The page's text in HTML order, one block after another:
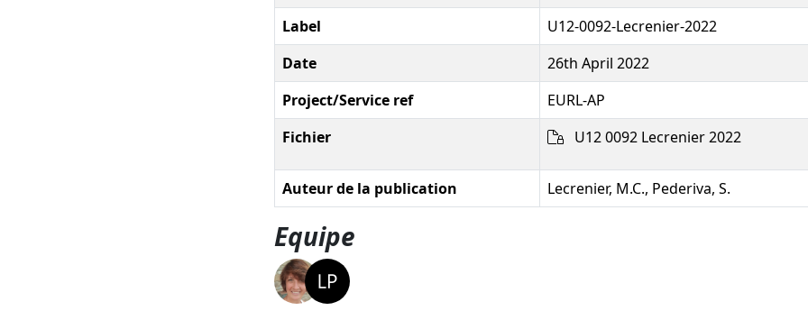
Label
U12-0092-Lecrenier-2022
Date
26th April 2022
Project/Service ref
EURL-AP
Fichier
U12 0092 Lecrenier 2022
Auteur de la publication Lecrenier, M.C., Pederiva, S.
Equipe